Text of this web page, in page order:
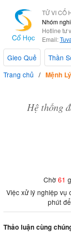
TỬ VI CỔ
Nhóm
Hotline tư
Email:
Gieo Quẻ Thần
Trang chủ
Mệnh
Hệ thống
Chờ61
Việc xử lý nghiệp vụ
phút
Thảo luận cùng